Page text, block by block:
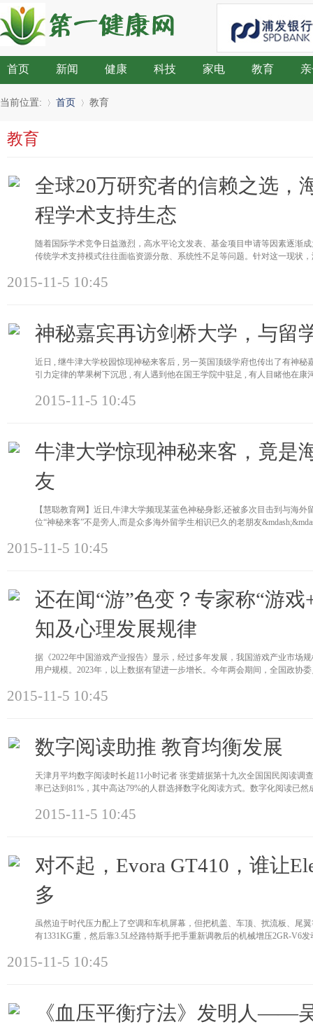
首页 新闻 健康 科技 家电 教育
当前位置: 首页 教育
教育
全球20万研究者的信赖之选，
程学术支持生态
随着国际学术竞争日益激烈，高水平论文发表、基金项目申请等因素逐渐
传统学术支持模式往往面临资源分散、系统性不足等问题。针对这一现状
2015-11-5 10:45
神秘嘉宾再访剑桥大学，与留
近日 , 继牛津大学校园惊现神秘来客后 , 另一英国顶级学府也传出了有神
引力定律的苹果树下沉思 , 有人遇到他在国王学院中驻足 , 有人目睹他在康
2015-11-5 10:45
牛津大学惊现神秘来客，竟是
友
【慧聪教育网】近日,牛津大学频现某蓝色神秘身影,还被多次目击到与海
位“神秘来客”不是旁人,而是众多海外留学生相识已久的老朋友
2015-11-5 10:45
还在闻“游”色变？专家称“游
知及心理发展规律
据《2022年中国游戏产业报告》显示，经过多年发展，我国游戏产业市场
用户规模。2023年，以上数据有望进一步增长。今年两会期间，全国政协
2015-11-5 10:45
数字阅读助推 教育均衡发展
天津月平均数字阅读时长超11小时记者 张雯婧据第十九次全国国民阅读调
率已达到81%，其中高达79%的人群选择数字化阅读方式。数字化阅读已
2015-11-5 10:45
对不起，Evora GT410，谁让
多
虽然迫于时代压力配上了空调和车机屏幕，但把机盖、车顶、扰流板、尾
有1331KG重，然后靠3.5L经路特斯手把手重新调教后的机械增压2GR-V6
2015-11-5 10:45
《血压平衡疗法》发明人——